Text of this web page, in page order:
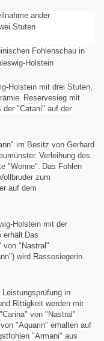
ander
Stuten
Fohlenschau in
Holstein
Holstein mit drei Stuten,
Reservesieg mit
"Catani" auf der
im Besitz von Gerhard
Verleihung des
"Wonne". Das Fohlen
zum
auf dem
Holstein mit der
erhält Das
von "Nastral"
wird Rassesiegerin
in
Rittigkeit werden mit
von "Nastral"
von "Aquarin" erhalten auf
"Armani" aus